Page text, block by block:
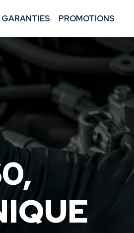
GARANTIES PROMOTIONS
,